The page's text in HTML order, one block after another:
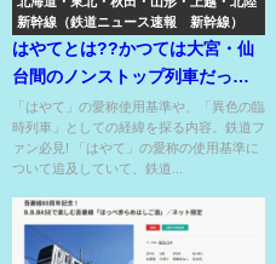
新幹線（鉄道ニュース速報 新幹線）
はやてとは??かつては大宮・仙
台間のノンストップ列車だった
が宇都宮や郡山に停車??
「はやて」の愛称使用基準や、「異色の臨
時列車」としての経緯を探る内容。鉄道フ
ァン必見! 「はやて」の愛称の使用基準に
ついて追及していて、鉄道...